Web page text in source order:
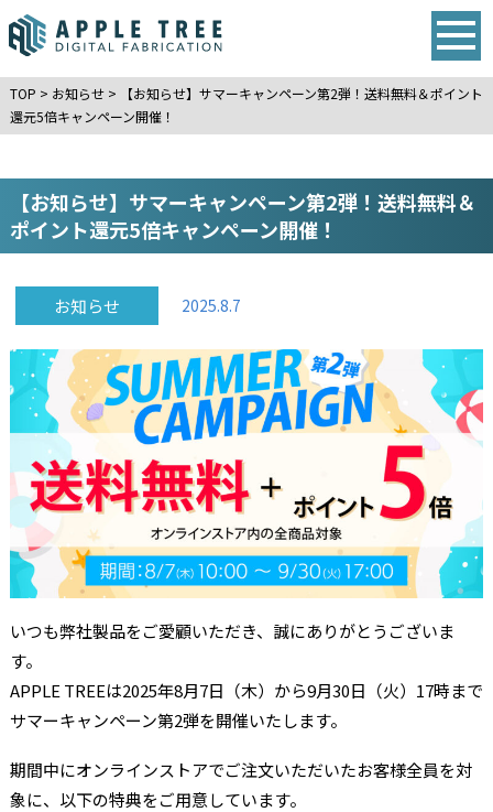
TOP > お知らせ>
【お知らせ】サマーキャンペーン第2弾！送料無料＆ポイント
還元5倍キャンペーン開催！
【お知らせ】サマーキャンペーン第2弾！送料無料＆
ポイント還元5倍キャンペーン開催！
お知らせ 2025.8.7
いつも弊社製品をご愛顧いただき、誠にありがとうございま
す。
APPLE TREEは2025年8月7日（木）から9月30日（火）17時まで
サマーキャンペーン第2弾を開催いたします。
期間中にオンラインストアでご注文いただいたお客様全員を対
象に、以下の特典をご用意しています。